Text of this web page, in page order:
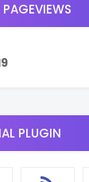
9
PLUGIN